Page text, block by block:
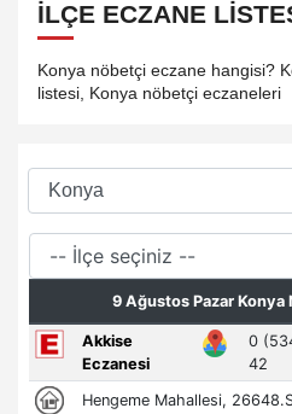
İLÇE ECZANE
Konya nöbetçi eczane hangisi?
listesi, Konya nöbetçi eczaneleri